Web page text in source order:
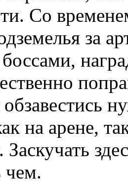
Со
за
обзавестись
на арене,
чем.